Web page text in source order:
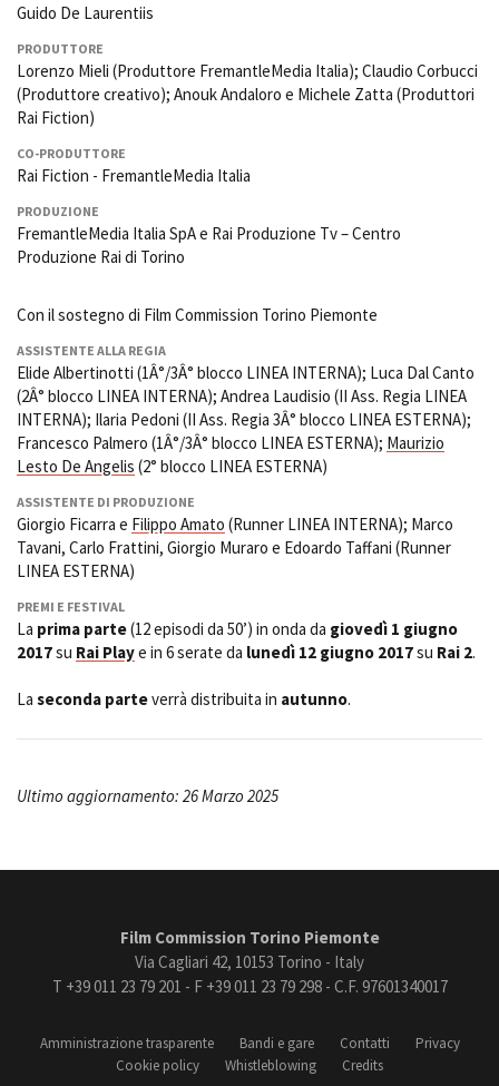
Guido De Laurentiis
PRODUTTORE
Lorenzo Mieli (Produttore FremantleMedia Italia); Claudio Corbucci
(Produttore creativo); Anouk Andaloro e Michele Zatta (Produttori
Rai Fiction)
CO-PRODUTTORE
Rai Fiction - FremantleMedia Italia
PRODUZIONE
FremantleMedia Italia SpA e Rai Produzione Tv – Centro
Produzione Rai di Torino
Con il sostegno di Film Commission Torino Piemonte
ASSISTENTE ALLA REGIA
Elide Albertinotti (1Â°/3Â° blocco LINEA INTERNA); Luca Dal Canto
(2Â° blocco LINEA INTERNA); Andrea Laudisio (II Ass. Regia LINEA
INTERNA); Ilaria Pedoni (II Ass. Regia 3Â° blocco LINEA ESTERNA);
Francesco Palmero (1Â°/3Â° blocco LINEA ESTERNA); Maurizio
Lesto De Angelis (2° blocco LINEA ESTERNA)
ASSISTENTE DI PRODUZIONE
Giorgio Ficarra e Filippo Amato (Runner LINEA INTERNA); Marco
Tavani, Carlo Frattini, Giorgio Muraro e Edoardo Taffani (Runner
LINEA ESTERNA)
PREMI E FESTIVAL
La prima parte(12 episodi da 50’) in onda da giovedì 1 giugno
2017su Rai Playe in 6 serate da lunedì 12 giugno 2017su Rai 2.
La seconda parteverrà distribuita in autunno.
Ultimo aggiornamento: 26 Marzo 2025
Film Commission Torino Piemonte
Via Cagliari 42, 10153 Torino - Italy
T +39 011 23 79 201 - F +39 011 23 79 298 - C.F. 97601340017
Amministrazione trasparente Bandi e gare Contatti
Privacy
Cookie policy
Whistleblowing Credits